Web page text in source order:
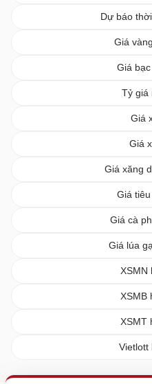
Dự báo
Giá
Giá
Tỷ giá
Giá
Giá
Giá xăng
Giá
Giá cà
Giá lúa
XSMN
XSMB
XSMT
Vietlott